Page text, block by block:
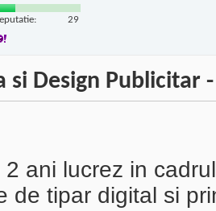
29
si Design Publicitar
2 ani lucrez in
de tipar digital si